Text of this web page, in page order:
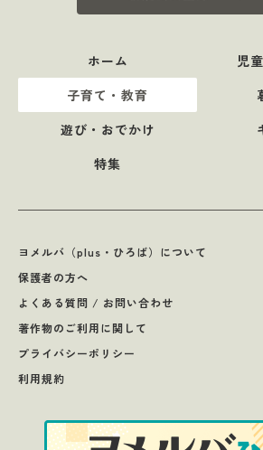
ホーム
児
子育て・教育
遊び・おでかけ
特集
ヨメルバ（plus・ひろば）について
保護者の方へ
よくある質問 / お問い合わせ
著作物のご利用に関して
プライバシーポリシー
利用規約